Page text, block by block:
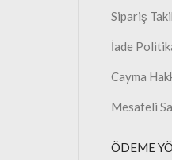
Sipariş
İade
Cayma
Mesafeli
ÖDEME